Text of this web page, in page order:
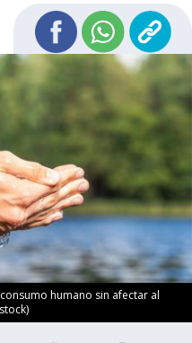
humano sin afectar al